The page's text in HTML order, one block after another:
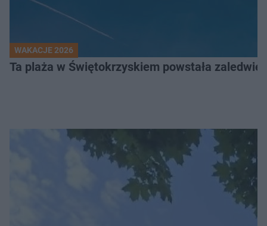
WAKACJE 2026
Ta plaża w Świętokrzyskiem powstała